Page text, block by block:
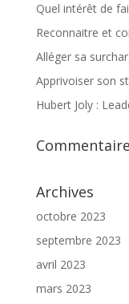
Quel intérêt de
Reconnaitre et
Alléger sa
Apprivoiser son
Hubert Joly :
Archives
octobre 2023
septembre 2023
avril 2023
mars 2023